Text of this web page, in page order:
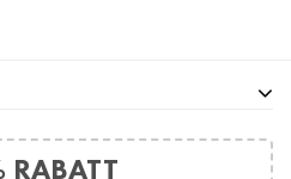
RABATT